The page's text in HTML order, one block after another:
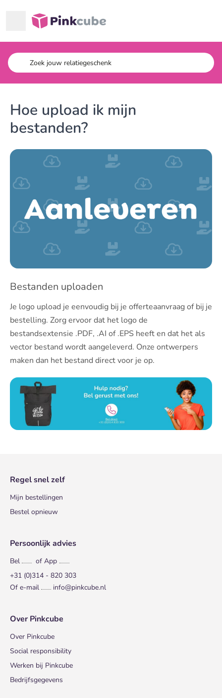
Pinkcube
Hoe upload ik mijn
bestanden?
Bestanden uploaden
Je logo upload je eenvoudig bij je offerteaanvraag of bij je
bestelling. Zorg ervoor dat het logo de
bestandsextensie .PDF, .AI of .EPS heeft en dat het als
vector bestand wordt aangeleverd. Onze ontwerpers
maken dan het bestand direct voor je op.
Regel snel zelf
Mijn bestellingen
Bestel opnieuw
Persoonlijk advies
Bel
of App
+31 (0)314 - 820 303
Of e-mail
info@pinkcube.nl
Over Pinkcube
Over Pinkcube
Social responsibility
Werken bij Pinkcube
Bedrijfsgegevens